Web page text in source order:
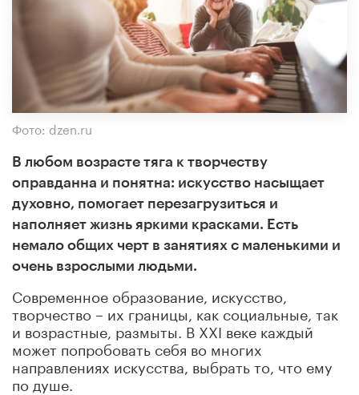
Фото: dzen.ru
В любом возрасте тяга к творчеству
оправданна и понятна: искусство насыщает
духовно, помогает перезагрузиться и
наполняет жизнь яркими красками. Есть
немало общих черт в занятиях с маленькими и
очень взрослыми людьми.
Современное образование, искусство,
творчество – их границы, как социальные, так
и возрастные, размыты. В XXI веке каждый
может попробовать себя во многих
направлениях искусства, выбрать то, что ему
по душе.